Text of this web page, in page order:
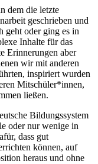
dem die letzte
geschrieben und
geht oder ging es in
Inhalte für das
Erinnerungen aber
wir mit anderen
inspiriert wurden
Mitschüler*innen,
ließen.
Bildungssystem
oder nur wenige in
dass gut
können, auf
heraus und ohne